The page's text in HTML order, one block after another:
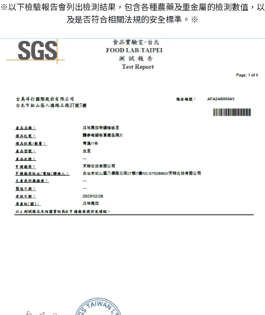
※以下檢驗報告會列出檢測結果，包含各種農藥及重金屬的檢測數值，以
及是否符合相關法規的安全標準。※